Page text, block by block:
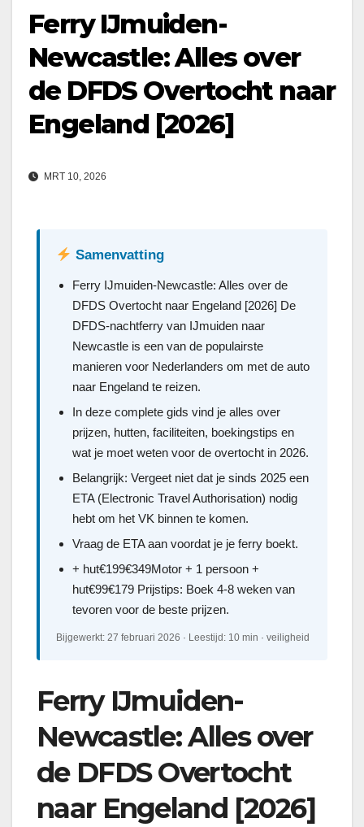
Ferry IJmuiden-
Newcastle: Alles over
de DFDS Overtocht naar
Engeland [2026]
MRT 10, 2026
Samenvatting
Ferry IJmuiden-Newcastle: Alles over de
DFDS Overtocht naar Engeland [2026] De
DFDS-nachtferry van IJmuiden naar
Newcastle is een van de populairste
manieren voor Nederlanders om met de auto
naar Engeland te reizen.
In deze complete gids vind je alles over
prijzen, hutten, faciliteiten, boekingstips en
wat je moet weten voor de overtocht in 2026.
Belangrijk: Vergeet niet dat je sinds 2025 een
ETA (Electronic Travel Authorisation) nodig
hebt om het VK binnen te komen.
Vraag de ETA aan voordat je je ferry boekt.
+ hut€199€349Motor + 1 persoon +
hut€99€179 Prijstips: Boek 4-8 weken van
tevoren voor de beste prijzen.
Bijgewerkt: 27 februari 2026 · Leestijd: 10 min · veiligheid
Ferry IJmuiden-
Newcastle: Alles over
de DFDS Overtocht
naar Engeland [2026]